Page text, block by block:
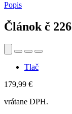
Popis
Článok č
Tlač
179,99 €
vrátane DPH.